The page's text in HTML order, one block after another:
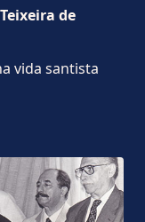
de
vida santista